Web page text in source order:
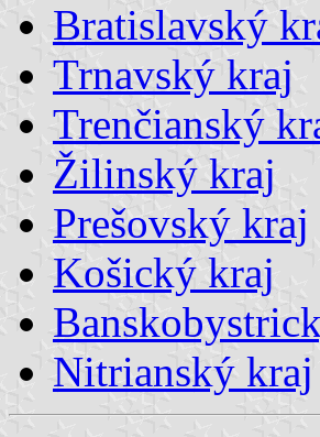
Bratislavský
Trnavský kraj
Trenčianský
Žilinský kraj
Prešovský kraj
Košický kraj
Nitrianský kraj